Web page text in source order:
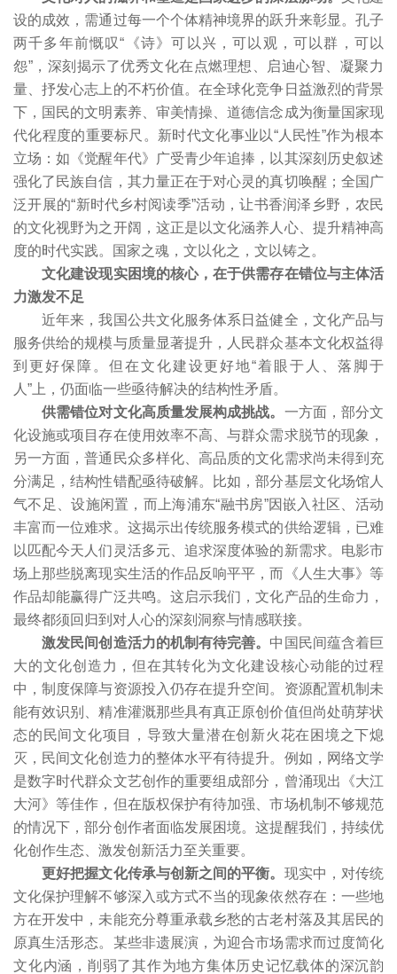
设的成效，需通过每一个个体精神境界的跃升来彰显。孔子
两千多年前慨叹“《诗》可以兴，可以观，可以群，可以
怨”，深刻揭示了优秀文化在点燃理想、启迪心智、凝聚力
量、抒发心志上的不朽价值。在全球化竞争日益激烈的背景
下，国民的文明素养、审美情操、道德信念成为衡量国家现
代化程度的重要标尺。新时代文化事业以“人民性”作为根本
立场：如《觉醒年代》广受青少年追捧，以其深刻历史叙述
强化了民族自信，其力量正在于对心灵的真切唤醒；全国广
泛开展的“新时代乡村阅读季”活动，让书香润泽乡野，农民
的文化视野为之开阔，这正是以文化涵养人心、提升精神高
度的时代实践。国家之魂，文以化之，文以铸之。
文化建设现实困境的核心，在于供需存在错位与主体活
力激发不足
近年来，我国公共文化服务体系日益健全，文化产品与
服务供给的规模与质量显著提升，人民群众基本文化权益得
到更好保障。但在文化建设更好地“着眼于人、落脚于
人”上，仍面临一些亟待解决的结构性矛盾。
供需错位对文化高质量发展构成挑战。 一方面，部分文
化设施或项目存在使用效率不高、与群众需求脱节的现象，
另一方面，普通民众多样化、高品质的文化需求尚未得到充
分满足，结构性错配亟待破解。比如，部分基层文化场馆人
气不足、设施闲置，而上海浦东“融书房”因嵌入社区、活动
丰富而一位难求。这揭示出传统服务模式的供给逻辑，已难
以匹配今天人们灵活多元、追求深度体验的新需求。电影市
场上那些脱离现实生活的作品反响平平，而《人生大事》等
作品却能赢得广泛共鸣。这启示我们，文化产品的生命力，
最终都须回归到对人心的深刻洞察与情感联接。
激发民间创造活力的机制有待完善。 中国民间蕴含着巨
大的文化创造力，但在其转化为文化建设核心动能的过程
中，制度保障与资源投入仍存在提升空间。资源配置机制未
能有效识别、精准灌溉那些具有真正原创价值但尚处萌芽状
态的民间文化项目，导致大量潜在创新火花在困境之下熄
灭，民间文化创造力的整体水平有待提升。例如，网络文学
是数字时代群众文艺创作的重要组成部分，曾涌现出《大江
大河》等佳作，但在版权保护有待加强、市场机制不够规范
的情况下，部分创作者面临发展困境。这提醒我们，持续优
化创作生态、激发创新活力至关重要。
更好把握文化传承与创新之间的平衡。 现实中，对传统
文化保护理解不够深入或方式不当的现象依然存在：一些地
方在开发中，未能充分尊重承载乡愁的古老村落及其居民的
原真生活形态。某些非遗展演，为迎合市场需求而过度简化
文化内涵，削弱了其作为地方集体历史记忆载体的深沉韵